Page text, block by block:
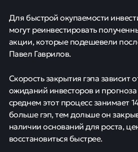
Для быстрой окупаемости
могут реинвестировать
акции, которые подешевели
Павел Гаврилов.
Скорость закрытия гэпа зависит
ожиданий инвесторов и
среднем этот процесс занимает
больше гэп, тем дольше он
наличии оснований для роста,
восстановиться быстрее.